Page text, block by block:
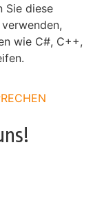
Sie diese
wie C#, C++,